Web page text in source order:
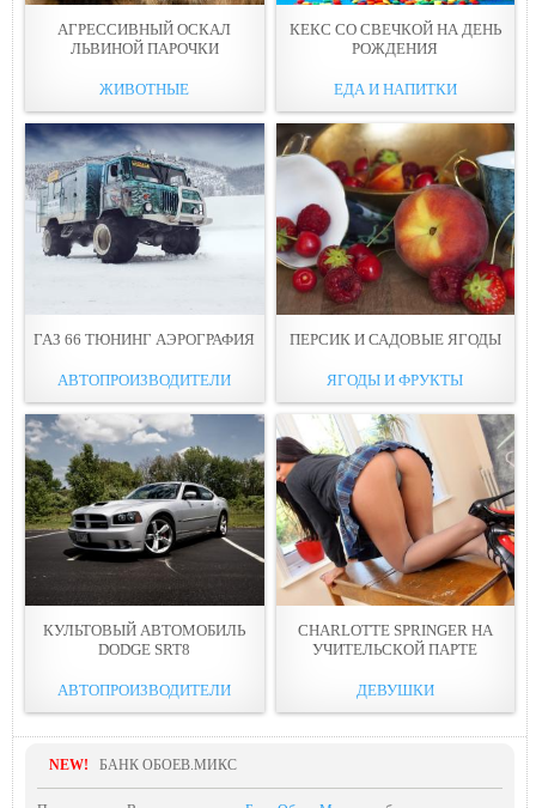
АГРЕССИВНЫЙ ОСКАЛ
ЛЬВИНОЙ ПАРОЧКИ
ЖИВОТНЫЕ
КЕКС СО СВЕЧКОЙ НА ДЕНЬ
РОЖДЕНИЯ
ЕДА И НАПИТКИ
ГАЗ 66 ТЮНИНГ АЭРОГРАФИЯ
АВТОПРОИЗВОДИТЕЛИ
ПЕРСИК И САДОВЫЕ ЯГОДЫ
ЯГОДЫ И ФРУКТЫ
КУЛЬТОВЫЙ АВТОМОБИЛЬ
DODGE SRT8
АВТОПРОИЗВОДИТЕЛИ
CHARLOTTE SPRINGER НА
УЧИТЕЛЬСКОЙ ПАРТЕ
ДЕВУШКИ
NEW! БАНК ОБОЕВ.МИКС